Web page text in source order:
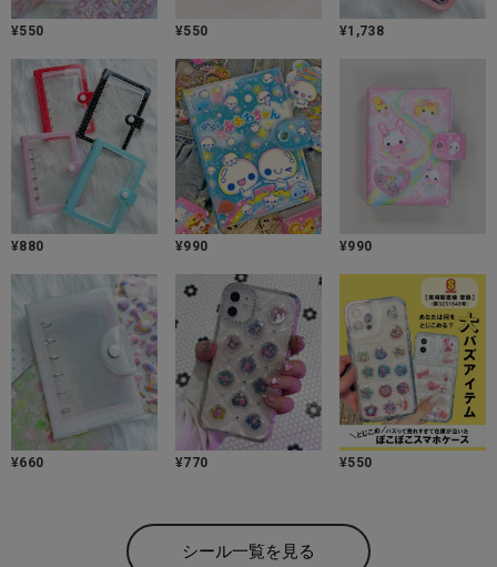
¥550 ¥550 ¥1,738
¥880 ¥990 ¥990
¥660 ¥770 ¥550
シール一覧を見る